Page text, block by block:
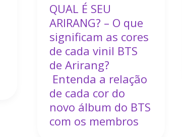
QUAL É SEU
ARIRANG? – O que
significam as cores
de cada vinil BTS
de Arirang?
Entenda a relação
de cada cor do
novo álbum do BTS
com os membros